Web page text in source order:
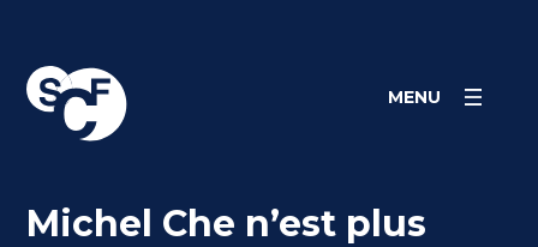
content
MENU
Michel Che n’est plus